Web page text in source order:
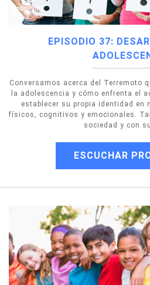
EPISODIO 37:
Conversamos acerca del Terremoto
la adolescencia y cómo enfrenta el
establecer su propia identidad en
físicos, cognitivos y emocionales.
sociedad y con
ESCUCHAR